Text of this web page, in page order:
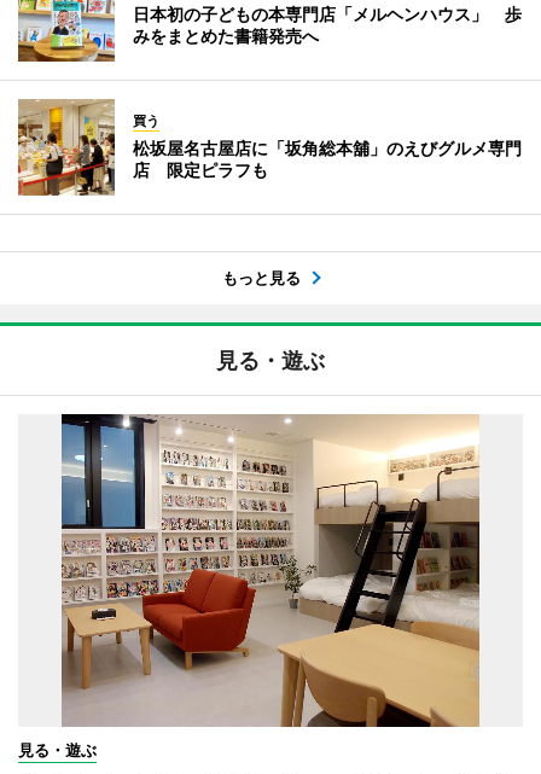
日本初の子どもの本専門店「メルヘンハウス」 歩
みをまとめた書籍発売へ
買う
松坂屋名古屋店に「坂角総本舖」のえびグルメ専門
店 限定ピラフも
もっと見る
見る・遊ぶ
見る・遊ぶ